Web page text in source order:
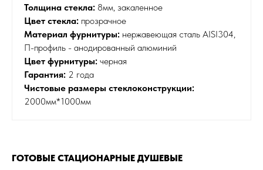
Толщина стекла: 8мм, закаленное
Цвет стекла: прозрачное
Материал фурнитуры: нержавеющая сталь AISI304,
П-профиль - анодированный алюминий
Цвет фурнитуры: черная
Гарантия: 2 года
Чистовые размеры стеклоконструкции:
2000мм*1000мм
ГОТОВЫЕ СТАЦИОНАРНЫЕ ДУШЕВЫЕ
© 2020-2026 БЕРУСТЕКЛО